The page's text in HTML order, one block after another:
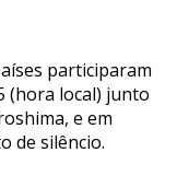
participaram
(hora local) junto
e em
de silêncio.